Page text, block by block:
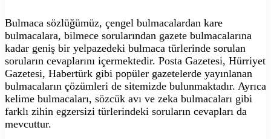
Bulmaca sözlüğümüz, çengel bulmacalardan kare
bulmacalara, bilmece sorularından gazete bulmacalarına
kadar geniş bir yelpazedeki bulmaca türlerinde sorulan
soruların cevaplarını içermektedir. Posta Gazetesi, Hürriyet
Gazetesi, Habertürk gibi popüler gazetelerde yayınlanan
bulmacaların çözümleri de sitemizde bulunmaktadır. Ayrıca
kelime bulmacaları, sözcük avı ve zeka bulmacaları gibi
farklı zihin egzersizi türlerindeki soruların cevapları da
mevcuttur.